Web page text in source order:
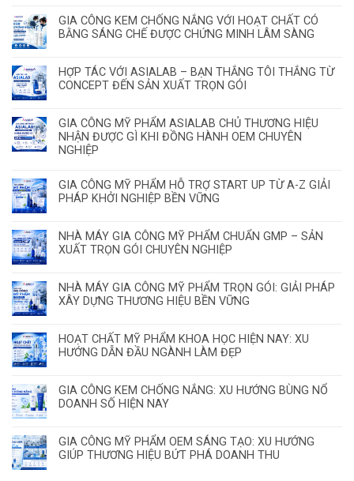
GIA CÔNG KEM CHỐNG NẮNG VỚI HOẠT CHẤT CÓ
BẰNG SÁNG CHẾ ĐƯỢC CHỨNG MINH LÂM SÀNG
HỢP TÁC VỚI ASIALAB – BẠN THẮNG TÔI THẮNG TỪ
CONCEPT ĐẾN SẢN XUẤT TRỌN GÓI
GIA CÔNG MỸ PHẨM ASIALAB CHỦ THƯƠNG HIỆU
NHẬN ĐƯỢC GÌ KHI ĐỒNG HÀNH OEM CHUYÊN
NGHIỆP
GIA CÔNG MỸ PHẨM HỖ TRỢ START UP TỪ A-Z GIẢI
PHÁP KHỞI NGHIỆP BỀN VỮNG
NHÀ MÁY GIA CÔNG MỸ PHẨM CHUẨN GMP – SẢN
XUẤT TRỌN GÓI CHUYÊN NGHIỆP
NHÀ MÁY GIA CÔNG MỸ PHẨM TRỌN GÓI: GIẢI PHÁP
XÂY DỰNG THƯƠNG HIỆU BỀN VỮNG
HOẠT CHẤT MỸ PHẨM KHOA HỌC HIỆN NAY: XU
HƯỚNG DẪN ĐẦU NGÀNH LÀM ĐẸP
GIA CÔNG KEM CHỐNG NẮNG: XU HƯỚNG BÙNG NỔ
DOANH SỐ HIỆN NAY
GIA CÔNG MỸ PHẨM OEM SÁNG TẠO: XU HƯỚNG
GIÚP THƯƠNG HIỆU BỨT PHÁ DOANH THU